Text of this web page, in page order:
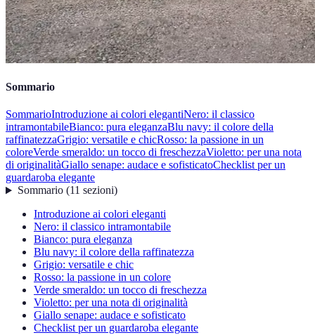
Sommario
SommarioIntroduzione ai colori elegantiNero: il classico
intramontabileBianco: pura eleganzaBlu navy: il colore della
raffinatezzaGrigio: versatile e chicRosso: la passione in un
coloreVerde smeraldo: un tocco di freschezzaVioletto: per una nota
di originalitàGiallo senape: audace e sofisticatoChecklist per un
guardaroba elegante
Sommario(11 sezioni)
Introduzione ai colori eleganti
Nero: il classico intramontabile
Bianco: pura eleganza
Blu navy: il colore della raffinatezza
Grigio: versatile e chic
Rosso: la passione in un colore
Verde smeraldo: un tocco di freschezza
Violetto: per una nota di originalità
Giallo senape: audace e sofisticato
Checklist per un guardaroba elegante